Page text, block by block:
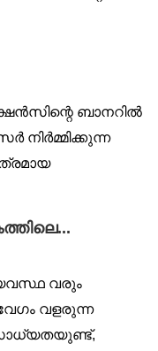
ബാനറില്‍
നിർമ്മിക്കുന്ന
വരും
വളരുന്ന